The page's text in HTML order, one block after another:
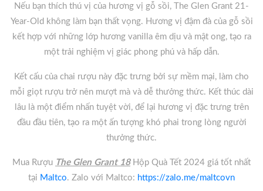
Nếu bạn thích thú vị của hương vị gỗ sồi, The Glen Grant 21-
Year-Old không làm bạn thất vọng. Hương vị đậm đà của gỗ sồi
kết hợp với những lớp hương vanilla êm dịu và mật ong, tạo ra
một trải nghiệm vị giác phong phú và hấp dẫn.
Kết cấu của chai rượu này đặc trưng bởi sự mềm mại, làm cho
mỗi giọt rượu trở nên mượt mà và dễ thưởng thức. Kết thúc dài
lâu là một điểm nhấn tuyệt vời, để lại hương vị đặc trưng trên
đầu đầu tiên, tạo ra một ấn tượng khó phai trong lòng người
thưởng thức.
Mua Rượu The Glen Grant 18Hộp Quà Tết 2024 giá tốt nhất
tại Maltco. Zalo với Maltco: https://zalo.me/maltcovn